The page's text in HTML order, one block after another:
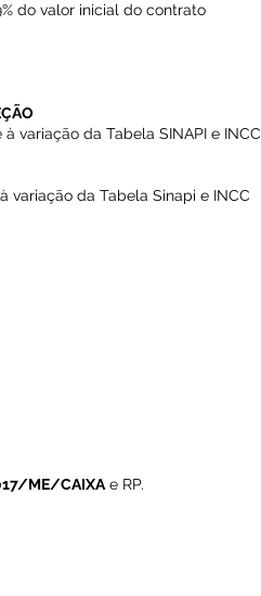
do valor inicial do contrato
variação da Tabela SINAPI e INCC
variação da Tabela Sinapi e INCC
ME/CAIXA e RP.